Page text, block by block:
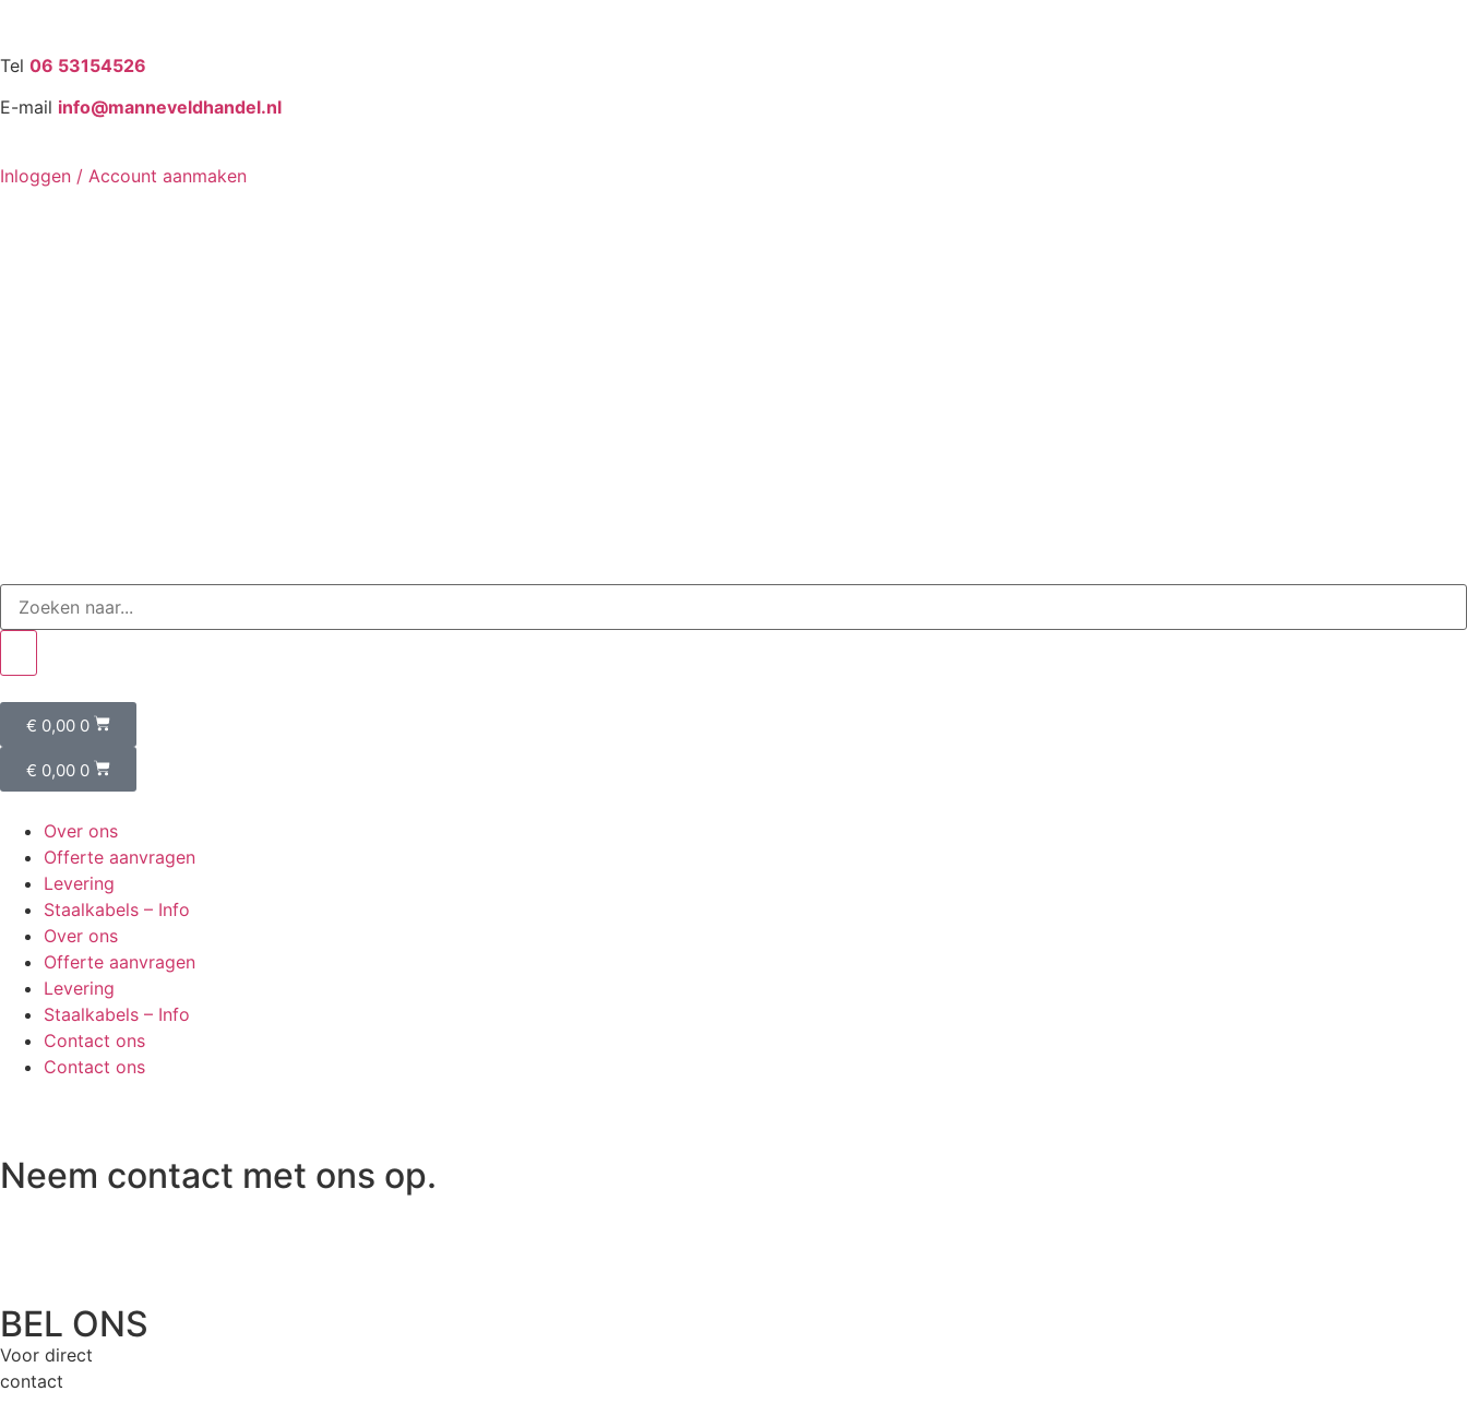
Tel 06 53154526
E-mail info@manneveldhandel.nl
Inloggen / Account aanmaken
€ 0,00 0
€ 0,00 0
Over ons
Offerte aanvragen
Levering
Staalkabels – Info
Over ons
Offerte aanvragen
Levering
Staalkabels – Info
Contact ons
Contact ons
Neem contact met ons op.
BEL ONS
Voor direct
contact